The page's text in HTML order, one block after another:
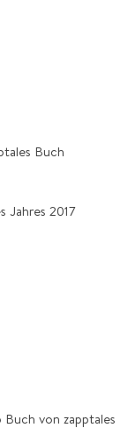
Jahres 2017